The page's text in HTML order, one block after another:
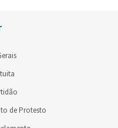
de Protesto